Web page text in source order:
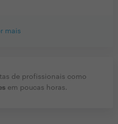
mais
de profissionais como
em poucas horas.